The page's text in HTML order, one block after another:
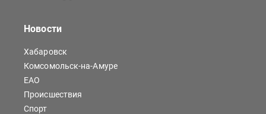
Новости
Хабаровск
Комсомольск-на-Амуре
ЕАО
Происшествия
Спорт